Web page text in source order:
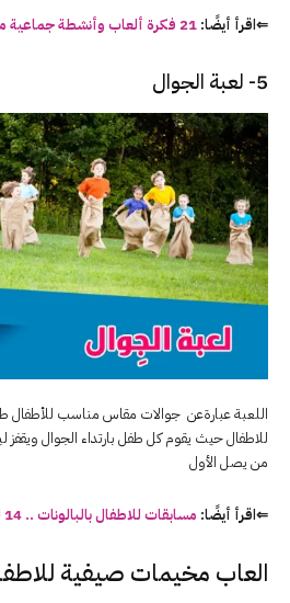
⇐اقرأ أيضًا: 21 فكرة ألعاب وأنشطة جماعية ممتعة للأولاد
5- لعبة الجوال
اللعبة عبارةعن جوالات مقاس مناسب للأطفال
للاطفال حيث يقوم كل طفل بارتداء الجوال ويقفز
من يصل الأول
⇐اقرأ أيضًا: مسابقات للاطفال بالبالونات .. 14 لعبة وأنشطة ممتعة بالبالونات
العاب مخيمات صيفية